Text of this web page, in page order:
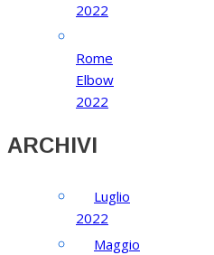
2022
Rome
Elbow
2022
ARCHIVI
Luglio
2022
Maggio